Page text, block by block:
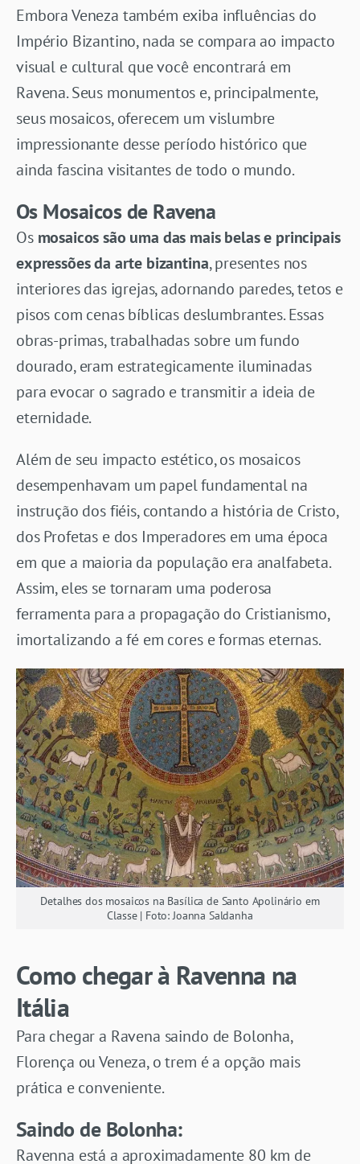
Embora Veneza também exiba influências do
Império Bizantino, nada se compara ao impacto
visual e cultural que você encontrará em
Ravena. Seus monumentos e, principalmente,
seus mosaicos, oferecem um vislumbre
impressionante desse período histórico que
ainda fascina visitantes de todo o mundo.
Os Mosaicos de Ravena
Os mosaicos são uma das mais belas e principais
expressões da arte bizantina, presentes nos
interiores das igrejas, adornando paredes, tetos e
pisos com cenas bíblicas deslumbrantes. Essas
obras-primas, trabalhadas sobre um fundo
dourado, eram estrategicamente iluminadas
para evocar o sagrado e transmitir a ideia de
eternidade.
Além de seu impacto estético, os mosaicos
desempenhavam um papel fundamental na
instrução dos fiéis, contando a história de Cristo,
dos Profetas e dos Imperadores em uma época
em que a maioria da população era analfabeta.
Assim, eles se tornaram uma poderosa
ferramenta para a propagação do Cristianismo,
imortalizando a fé em cores e formas eternas.
Detalhes dos mosaicos na Basílica de Santo Apolinário em
Classe | Foto: Joanna Saldanha
Como chegarà Ravenna na
Itália
Para chegar a Ravena saindo de Bolonha,
Florença ou Veneza, o trem é a opção mais
prática e conveniente.
Saindo de Bolonha:
Ravenna está a aproximadamente 80 km de